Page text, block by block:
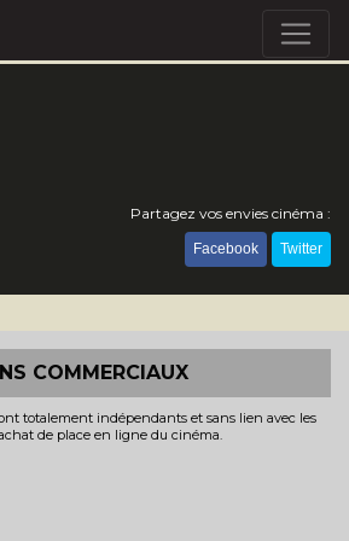
Partagez vos envies cinéma :
Facebook Twitter
COMMERCIAUX
totalement indépendants et sans lien avec les
de place en ligne du cinéma.